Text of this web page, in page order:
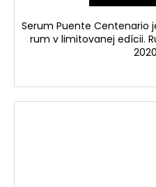
Serum Puente
rum v limitovanej edícii.